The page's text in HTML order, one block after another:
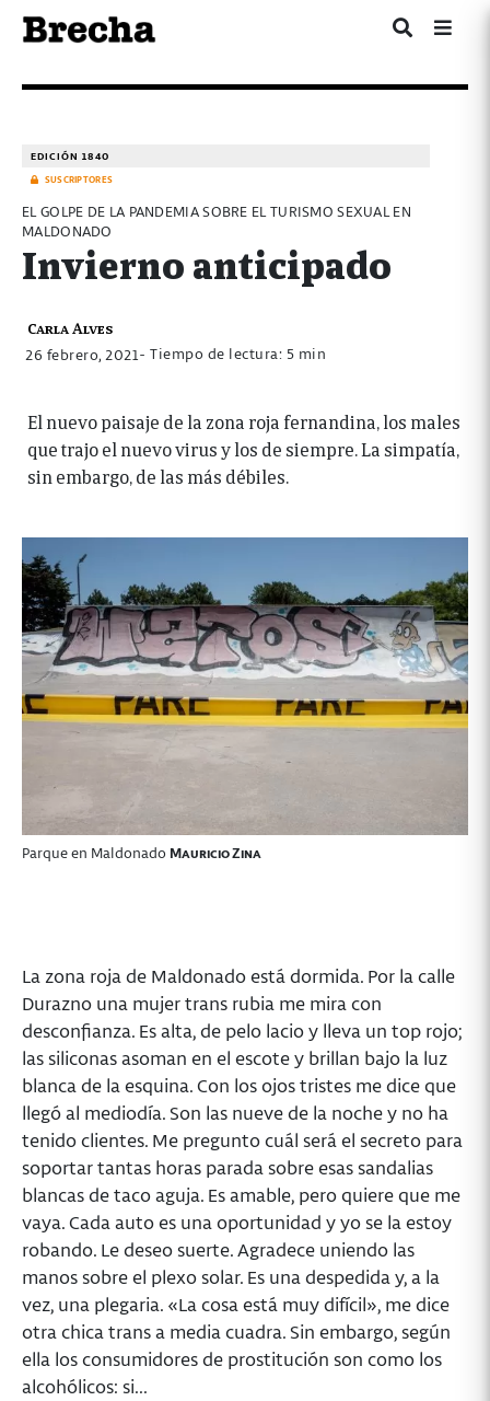
EDICIÓN 1840
SUSCRIPTORES
EL GOLPE DE LA PANDEMIA SOBRE EL TURISMO SEXUAL EN
MALDONADO
Invierno anticipado
Carla Alves
26 febrero, 2021- Tiempo de lectura: 5 min
El nuevo paisaje de la zona roja fernandina, los males
que trajo el nuevo virus y los de siempre. La simpatía,
sin embargo, de las más débiles.
Parque en Maldonado Mauricio Zina
La zona roja de Maldonado está dormida. Por la calle
Durazno una mujer trans rubia me mira con
desconfianza. Es alta, de pelo lacio y lleva un top rojo;
las siliconas asoman en el escote y brillan bajo la luz
blanca de la esquina. Con los ojos tristes me dice que
llegó al mediodía. Son las nueve de la noche y no ha
tenido clientes. Me pregunto cuál será el secreto para
soportar tantas horas parada sobre esas sandalias
blancas de taco aguja. Es amable, pero quiere que me
vaya. Cada auto es una oportunidad y yo se la estoy
robando. Le deseo suerte. Agradece uniendo las
manos sobre el plexo solar. Es una despedida y, a la
vez, una plegaria. «La cosa está muy difícil», me dice
otra chica trans a media cuadra. Sin embargo, según
ella los consumidores de prostitución son como los
alcohólicos: si...